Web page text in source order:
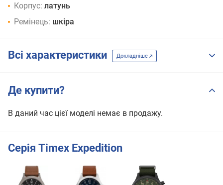
Корпус: латунь
Ремінець: шкіра
Всі характеристики Докладніше
Де купити?
В даний час цієї моделі немає в продажу.
Серія Timex Expedition